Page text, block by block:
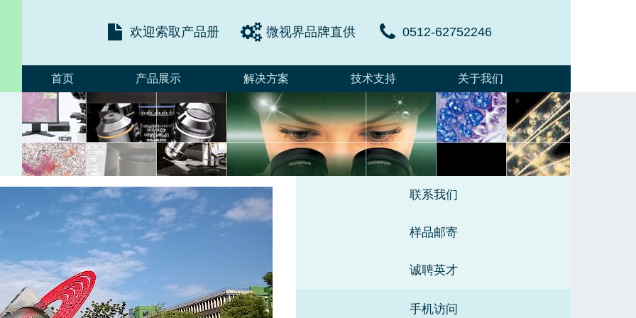
欢迎索取产品册 微视界品牌直供 0512-62752246
首页 产品展示 解决方案 技术支持 关于我们
联系我们
样品邮寄
诚聘英才
手机访问